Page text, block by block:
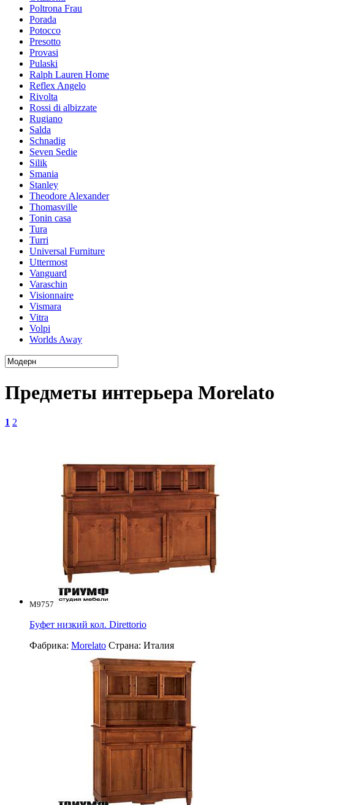
Poltrona Frau
Porada
Potocco
Presotto
Provasi
Pulaski
Ralph Lauren Home
Reflex Angelo
Rivolta
Rossi di albizzate
Rugiano
Salda
Schnadig
Seven Sedie
Silik
Smania
Stanley
Theodore Alexander
Thomasville
Tonin casa
Tura
Turri
Universal Furniture
Uttermost
Vanguard
Varaschin
Visionnaire
Vismara
Vitra
Volpi
Worlds Away
Предметы интерьера Morelato
1 2
M9757
Буфет низкий кол. Direttorio
Фабрика: Morelato Страна: Италия